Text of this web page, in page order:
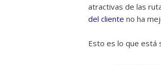
atractivas de las
del cliente no ha
Esto es lo que está